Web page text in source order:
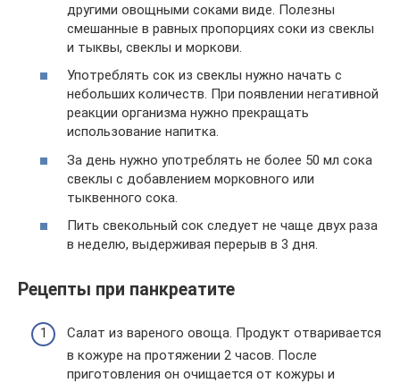
другими овощными соками виде. Полезны
смешанные в равных пропорциях соки из свеклы
и тыквы, свеклы и моркови.
Употреблять сок из свеклы нужно начать с
небольших количеств. При появлении негативной
реакции организма нужно прекращать
использование напитка.
За день нужно употреблять не более 50 мл сока
свеклы с добавлением морковного или
тыквенного сока.
Пить свекольный сок следует не чаще двух раза
в неделю, выдерживая перерыв в 3 дня.
Рецепты при панкреатите
Салат из вареного овоща. Продукт отваривается
в кожуре на протяжении 2 часов. После
приготовления он очищается от кожуры и